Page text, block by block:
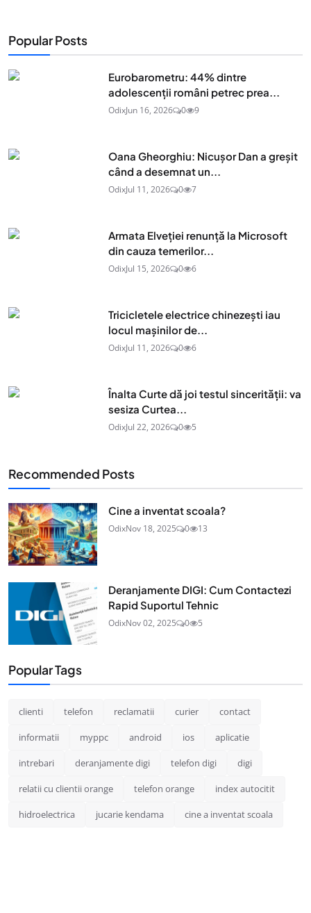
Popular Posts
Eurobarometru: 44% dintre
adolescenţii români petrec prea...
OdixJun 16, 2026 0 9
Oana Gheorghiu: Nicușor Dan a greșit
când a desemnat un...
OdixJul 11, 2026 0 7
Armata Elveției renunță la Microsoft
din cauza temerilor...
OdixJul 15, 2026 0 6
Tricicletele electrice chinezești iau
locul mașinilor de...
OdixJul 11, 2026 0 6
Înalta Curte dă joi testul sincerității: va
sesiza Curtea...
OdixJul 22, 2026 0 5
Recommended Posts
Cine a inventat scoala?
OdixNov 18, 2025 0 13
Deranjamente DIGI: Cum Contactezi
Rapid Suportul Tehnic
OdixNov 02, 2025 0 5
Popular Tags
clienti telefon reclamatii curier contact
informatii myppc android ios aplicatie
intrebari deranjamente digi telefon digi digi
relatii cu clientii orange telefon orange index autocitit
hidroelectrica jucarie kendama cine a inventat scoala